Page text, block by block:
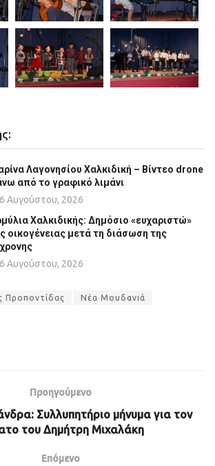
Λαγονησίου Χαλκιδική – Βίντεο drone
από το γραφικό λιμάνι
6 Αυγούστου, 2026
Χαλκιδικής: Δημόσιο «ευχαριστώ»
οικογένειας μετά τη διάσωση της
6 Αυγούστου, 2026
Προποντίδας Νέα Μουδανιά
Προηγούμενο
Συλλυπητήριο μήνυμα για τον
του Δημήτρη Μιχαλάκη
Επόμενο